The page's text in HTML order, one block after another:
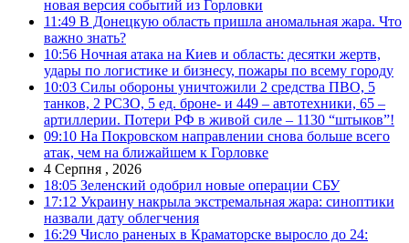
новая версия событий из Горловки
11:49 В Донецкую область пришла аномальная жара. Что
важно знать?
10:56 Ночная атака на Киев и область: десятки жертв,
удары по логистике и бизнесу, пожары по всему городу
10:03 Силы обороны уничтожили 2 средства ПВО, 5
танков, 2 РСЗО, 5 ед. броне- и 449 – автотехники, 65 –
артиллерии. Потери РФ в живой силе – 1130 “штыков”!
09:10 На Покровском направлении снова больше всего
атак, чем на ближайшем к Горловке
4 Серпня , 2026
18:05 Зеленский одобрил новые операции СБУ
17:12 Украину накрыла экстремальная жара: синоптики
назвали дату облегчения
16:29 Число раненых в Краматорске выросло до 24: